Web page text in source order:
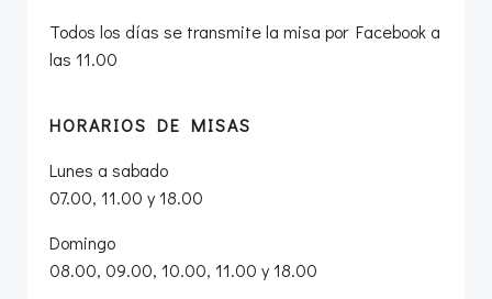
Todos los días se transmite la misa por Facebook a
las 11.00
HORARIOS DE MISAS
Lunes a sabado
07.00, 11.00 y 18.00
Domingo
08.00, 09.00, 10.00, 11.00 y 18.00